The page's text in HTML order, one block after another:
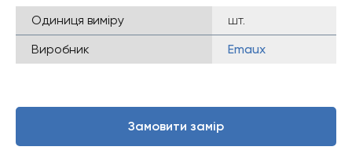
Одиниця виміру
шт.
Виробник
Emaux
Замовити замір